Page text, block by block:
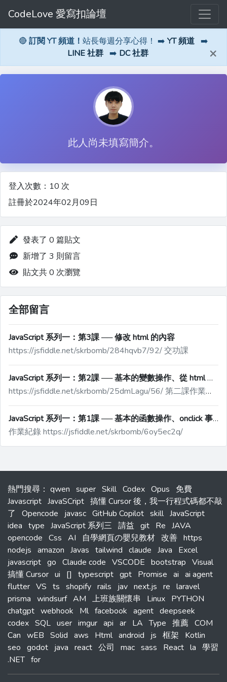
CodeLove 愛寫扣論壇
🔴 訂閱 YT 頻道！ 站長每週分享心得！ ➡️ YT 頻道 ➡️
LINE 社群 ➡️ DC 社群 ×
此人尚未填寫簡介。
登入次數：10 次
註冊於2024年02月09日
發表了 0 篇貼文
新增了 3 則留言
貼文共 0 次瀏覽
全部留言
JavaScript 系列一：第3課 ── 修改 html 的內容
https://jsfiddle.net/skrbomb/284hqvb7/92/ 交功課
JavaScript 系列一：第2課 ── 基本的變數操作、從 html 取得內容
https://jsfiddle.net/skrbomb/25dmLagu/56/ 第二課作業繳交
JavaScript 系列一：第1課 ── 基本的函數操作、onclick 事件
作業紀錄 https://jsfiddle.net/skrbomb/6oy5ec2q/
熱門搜尋 ： qwen super Skill Codex Opus
免費
Javascript JavaSCript 搞懂 Cursor 後，我一行程式碼都不敲
了
Opencode javasc GitHub Copilot skill JavaScript
idea type JavaScript 系列三 請益 git Re JAVA
opencode Css AI 自學網頁の嬰兒教材 改善 https
nodejs amazon Javas tailwind claude Java
Excel
javascript go Claude code VSCODE bootstrap Visual
搞懂 Cursor ui [] typescript gpt Promise ai ai agent
flutter VS ts shopify rails jav next.js re laravel
prisma windsurf AM 上班族關懷串 Linux PYTHON
chatgpt webhook Ml facebook agent deepseek
codex SQL user imgur api ar LA Type 推薦 COM
Can wEB Solid aws Html android js 框架
Kotlin
seo godot java react 公司 mac sass React la 學習
.NET for